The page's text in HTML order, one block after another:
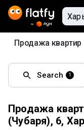
Продажа квартир
Search 1
Продажа
(Чубаря), 6,